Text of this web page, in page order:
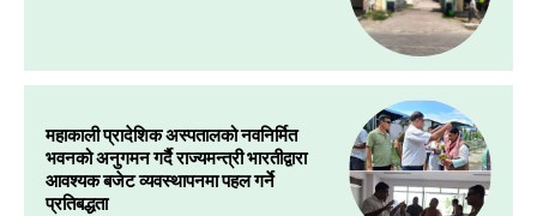
महाकाली प्रादेशिक अस्पतालको नवनिर्मित
भवनको अनुगमन गर्दै राज्यमन्त्री भारतीद्वारा
आवश्यक बजेट व्यवस्थापनमा पहल गर्ने
प्रतिबद्धता